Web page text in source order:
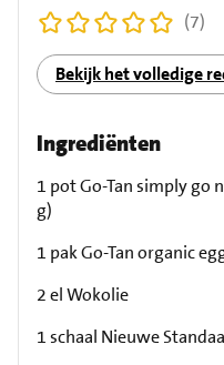
(7)
Bekijk het volledige
Ingrediënten
1 pot Go-Tan simply go
g)
1 pak Go-Tan organic
2 el Wokolie
1 schaal Nieuwe